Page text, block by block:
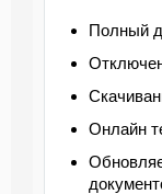
Полный
Онлайн